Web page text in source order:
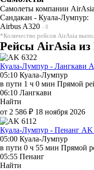
Самолеты компании
Сандакан - Куала-Лумпур:
Airbus A320 - 8
*Количество рейсов AirAsia
Рейсы AirAsia
Куала-Лумпур - Лангкави
05:10 Куала-Лумпур
в пути 1 ч 0 мин Прямой
06:10 Лангкави
Найти
от 2 586 ₽ 18 ноября 2026
Куала-Лумпур - Пенанг AK
05:00 Куала-Лумпур
в пути 0 ч 55 мин Прямой
05:55 Пенанг
Найти